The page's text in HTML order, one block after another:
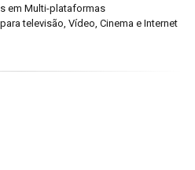
em Multi-plataformas
televisão, Vídeo, Cinema e Internet